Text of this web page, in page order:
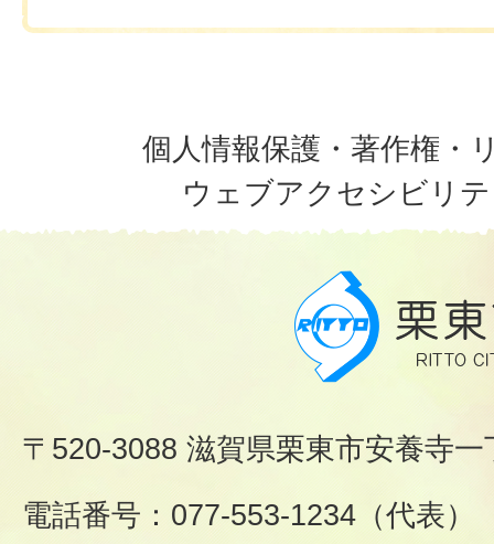
個人情報保護・著作権・
ウェブアクセシビリ
〒520-3088 滋賀県栗東市安養寺
電話番号：077-553-1234（代表）